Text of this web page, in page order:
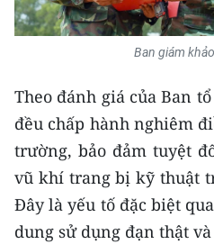
Ban giám
Theo đánh giá của Ban
đều chấp hành nghiêm
trường, bảo đảm tuyệt
vũ khí trang bị kỹ thuật
Đây là yếu tố đặc biệt
dung sử dụng đạn thật